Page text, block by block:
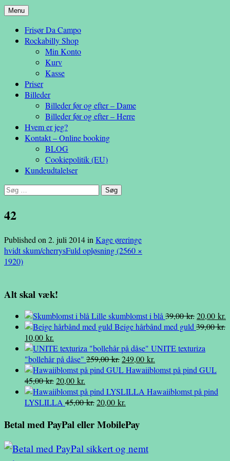
Da Campo
– en anderledes frisøroplevelse
Menu Hop
indhold
Frisør Da Campo
Rockabilly Shop
Min Konto
Kurv
Kasse
Priser
Billeder
Billeder før og efter – Dame
Billeder før og efter – Herre
Hvem er jeg?
Kontakt – Online booking
BLOG
Cookiepolitik (EU)
Kundeudtalelser
Søg
42
Published on 2. juli 2014in Kage øreringe
hvidt skum/cherrysFuld opløsning (2560 ×
1920)
Alt skal væk!
Lille skumblomst i blå39,00kr.Den
var:
20,00 kr.
Beige hårbånd med guld39,00kr.
Den
oprindelige
pris
var:
39,00 kr..
10,00 kr.
aktuelle
pris
er:
10,00 kr..
UNITE texturiza
"bollehår på dåse" 259,00kr.Den
oprindelige
var:
259,00 kr..
249,00 kr.
aktuelle
er:
Hawaiiblomst på pind GUL
45,00kr.Den
oprindelige
pris
45,00 kr..
20,00 kr.
aktuelle
pris
20,00 kr..
Hawaiiblomst på pind
LYSLILLA 45,00kr.Den
pris
45,00 kr..
20,00 kr.
pris
20,00 kr..
Betal med PayPal eller MobilePay